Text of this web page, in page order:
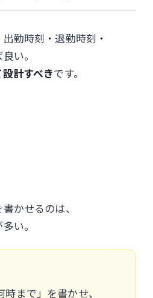
勤時刻・退勤時刻・
い。
計すべきです。
かせるのは、
い。
まで」を書かせ、